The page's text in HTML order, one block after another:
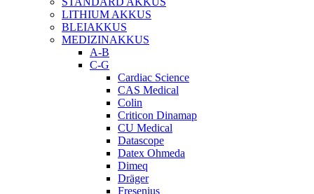
LITHIUM AKKUS
BLEIAKKUS
MEDIZINAKKUS
A-B
C-G
Cardiac Science
CAS Medical
Colin
Criticon Dinamap
CU Medical
Datascope
Datex Ohmeda
Dimeq
Dräger
Fresenius